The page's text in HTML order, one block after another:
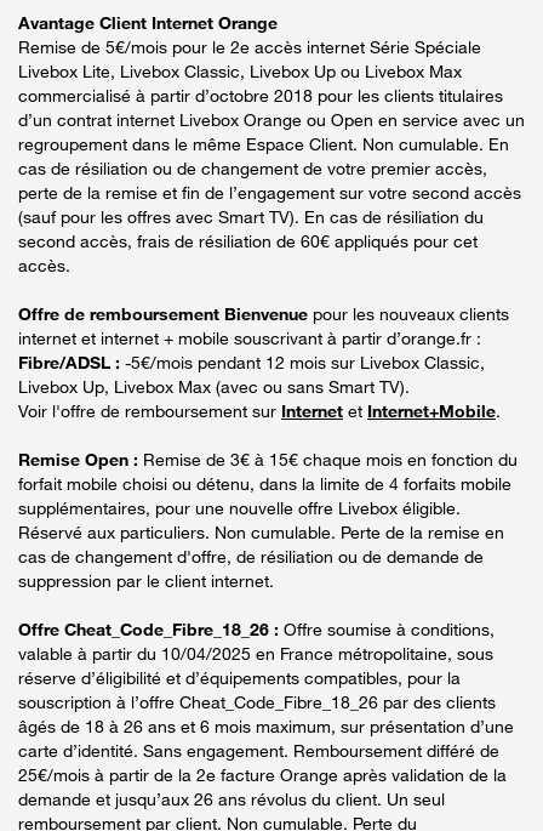
Avantage Client Internet Orange
Remise de 5€/mois pour le 2e accès internet Série Spéciale
Livebox Lite, Livebox Classic, Livebox Up ou Livebox Max
commercialisé à partir d’octobre 2018 pour les clients titulaires
d’un contrat internet Livebox Orange ou Open en service avec un
regroupement dans le même Espace Client. Non cumulable. En
cas de résiliation ou de changement de votre premier accès,
perte de la remise et fin de l’engagement sur votre second accès
(sauf pour les offres avec Smart TV). En cas de résiliation du
second accès, frais de résiliation de 60€ appliqués pour cet
accès.
Offre de remboursement Bienvenue pour les nouveaux clients
internet et internet + mobile souscrivant à partir d’orange.fr :
Fibre/ADSL : -5€/mois pendant 12 mois sur Livebox Classic,
Livebox Up, Livebox Max (avec ou sans Smart TV).
Voir l'offre de remboursement sur Internet et Internet+Mobile.
Remise Open : Remise de 3€ à 15€ chaque mois en fonction du
forfait mobile choisi ou détenu, dans la limite de 4 forfaits mobile
supplémentaires, pour une nouvelle offre Livebox éligible.
Réservé aux particuliers. Non cumulable. Perte de la remise en
cas de changement d'offre, de résiliation ou de demande de
suppression par le client internet.
Offre Cheat_Code_Fibre_18_26 : Offre soumise à conditions,
valable à partir du 10/04/2025 en France métropolitaine, sous
réserve d’éligibilité et d’équipements compatibles, pour la
souscription à l’offre Cheat_Code_Fibre_18_26 par des clients
âgés de 18 à 26 ans et 6 mois maximum, sur présentation d’une
carte d’identité. Sans engagement. Remboursement différé de
25€/mois à partir de la 2e facture Orange après validation de la
demande et jusqu’aux 26 ans révolus du client. Un seul
remboursement par client. Non cumulable. Perte du